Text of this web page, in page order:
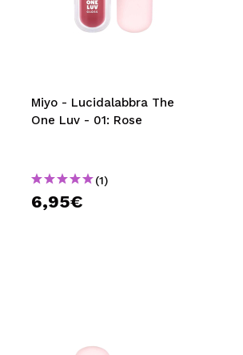
MAQUIFARMA
NATURE
SPECIALE
OUTLET
Miyo - Lucidalabbra The
One Luv - 01: Rose
(1)
6,95€